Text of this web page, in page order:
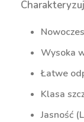
Wysoka
Łatwe
Klasa
Jasność